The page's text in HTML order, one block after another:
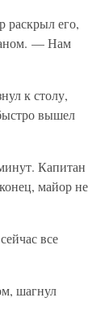
раскрыл его,
— Нам
к столу,
вышел
Капитан
майор не
все
шагнул